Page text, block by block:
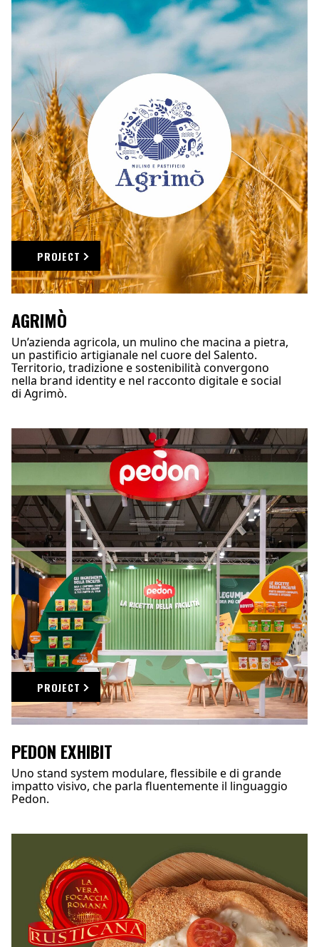
PROJECT
AGRIMÒ
Un’azienda agricola, un mulino che macina a pietra,
un pastificio artigianale nel cuore del Salento.
Territorio, tradizione e sostenibilità convergono
nella brand identity e nel racconto digitale e social
di Agrimò.
PROJECT
PEDON EXHIBIT
Uno stand system modulare, flessibile e di grande
impatto visivo, che parla fluentemente il linguaggio
Pedon.